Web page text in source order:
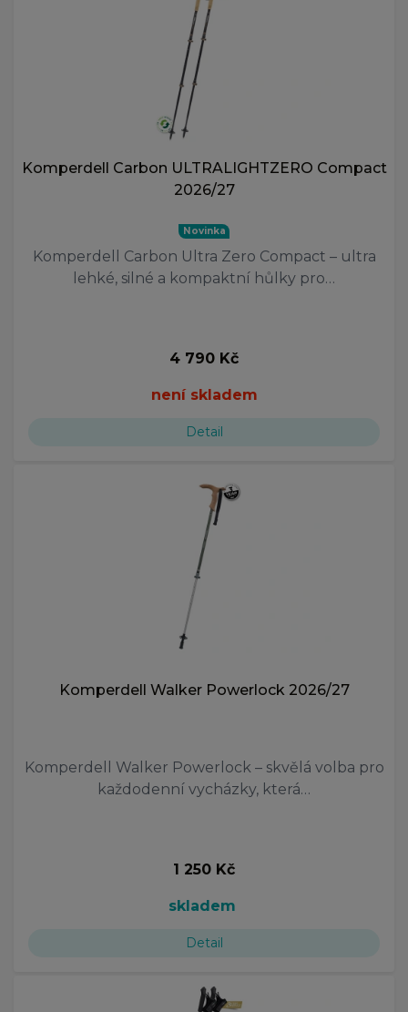
Komperdell Carbon ULTRALIGHTZERO Compact
2026/27
Novinka
Komperdell Carbon Ultra Zero Compact – ultra
lehké, silné a kompaktní hůlky pro…
4 790 Kč
není skladem
Detail
Komperdell Walker Powerlock 2026/27
Komperdell Walker Powerlock – skvělá volba pro
každodenní vycházky, která…
1 250 Kč
skladem
Detail